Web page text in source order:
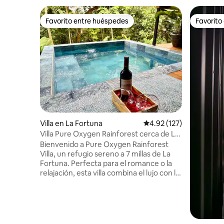
Favorito entre huéspedes
Favorito entre huéspedes
Villa en La Fortuna Calificación promedio:
4.92 (127)
Villa Pure Oxygen Rainforest cerca de La
Fortuna #1
Bienvenido a Pure Oxygen Rainforest
Villa, un refugio sereno a 7 millas de La
Fortuna. Perfecta para el romance o la
relajación, esta villa combina el lujo con la